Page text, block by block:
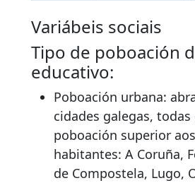
Variábeis sociais
Tipo de poboación
educativo:
Poboación urbana:
cidades galegas, todas
poboación superior
habitantes: A Coruña,
de Compostela, Lugo,